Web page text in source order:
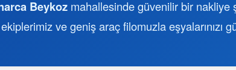
Beykozmahallesinde güvenilir bir nakliye
ekiplerimiz ve geniş araç filomuzla eşyalarınızı